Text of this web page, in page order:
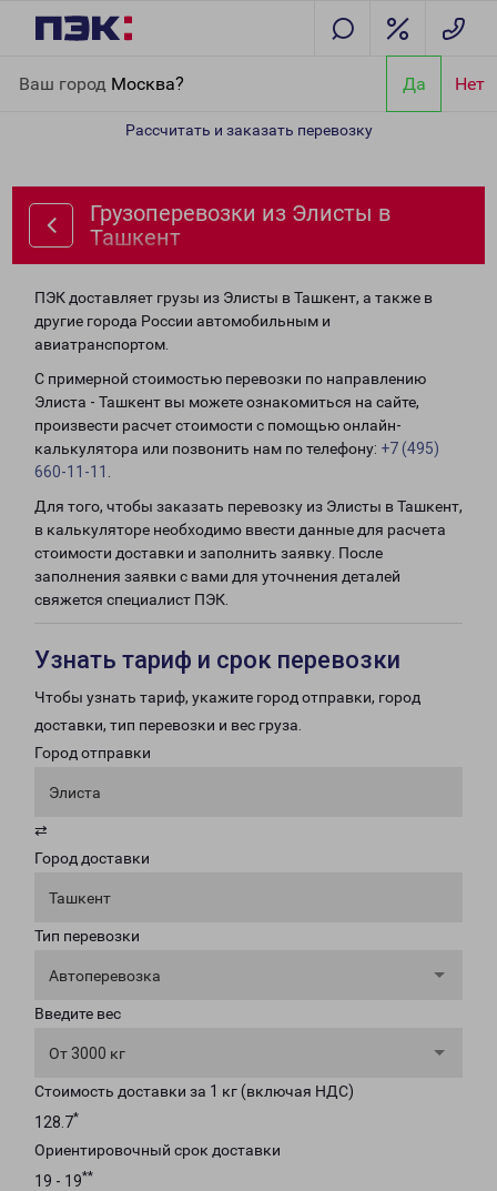
Ваш город Москва? Да Нет
Рассчитать и заказать перевозку
Грузоперевозки из Элисты в
Ташкент
ПЭК доставляет грузы из Элисты в Ташкент, а также в
другие города России автомобильным и
авиатранспортом.
С примерной стоимостью перевозки по направлению
Элиста - Ташкент вы можете ознакомиться на сайте,
произвести расчет стоимости с помощью онлайн-
калькулятора или позвонить нам по телефону: +7 (495)
660-11-11
Для того, чтобы заказать перевозку из Элисты в Ташкент,
в калькуляторе необходимо ввести данные для расчета
стоимости доставки и заполнить заявку. После
заполнения заявки с вами для уточнения деталей
свяжется специалист ПЭК.
Узнать тариф и срок перевозки
Чтобы узнать тариф, укажите город отправки, город
доставки, тип перевозки и вес груза.
Город отправки
Элиста
⇄
Город доставки
Ташкент
Тип перевозки
Автоперевозка
Введите вес
От 3000 кг
Стоимость доставки за 1 кг (включая НДС)
128.7*
Ориентировочный срок доставки
19 - 19**